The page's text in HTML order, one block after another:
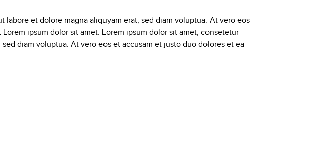
et dolore magna aliquyam erat, sed diam voluptua. At vero eos
ipsum dolor sit amet. Lorem ipsum dolor sit amet, consetetur
diam voluptua. At vero eos et accusam et justo duo dolores et ea